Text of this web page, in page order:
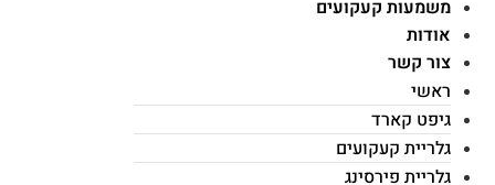
משמעות קעקועים
אודות
צור קשר
ראשי
גיפט קארד
גלריית קעקועים
גלריית פירסינג